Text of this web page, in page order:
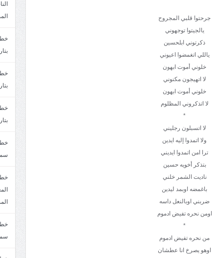
جرحتوا قلبي المجروح
يالجيتوا توجهوني
ذكرتوني ابلحسين
ياللي اتغمضوا اعيوني
خلوني أموت ابهون
لا اتهيجون مكنوني
خلوني أموت ابهون
لا اتذكروني المظلوم
*
لا اتسبلون رجليني
ولا اتمدوا إليه ايدين
ترا امن اتمدوا ايديني
بتذكر أخويه حسين
ناديت الشمر خلني
باغمضه اوبمد ليدين
ضربني اوبالنعل داسه
اومن نحره تفيض ادموم
*
من نحره تفيض ادموم
اوهو يصرخ انا عطشان
بتاريخ6/2/1447.سماحة
بتاريخ29/1/1446.سماحة
بتاريخ24/12/1446.